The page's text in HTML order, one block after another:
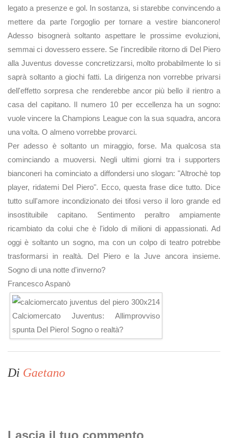
legato a presenze e gol. In sostanza, si starebbe convincendo a
mettere da parte l'orgoglio per tornare a vestire bianconero!
Adesso bisognerà soltanto aspettare le prossime evoluzioni,
semmai ci dovessero essere. Se l'incredibile ritorno di Del Piero
alla Juventus dovesse concretizzarsi, molto probabilmente lo si
saprà soltanto a giochi fatti. La dirigenza non vorrebbe privarsi
dell'effetto sorpresa che renderebbe ancor più bello il rientro a
casa del capitano. Il numero 10 per eccellenza ha un sogno:
vuole vincere la Champions League con la sua squadra, ancora
una volta. O almeno vorrebbe provarci.
Per adesso è soltanto un miraggio, forse. Ma qualcosa sta
cominciando a muoversi. Negli ultimi giorni tra i supporters
bianconeri ha cominciato a diffondersi uno slogan: "Altrochè top
player, ridatemi Del Piero". Ecco, questa frase dice tutto. Dice
tutto sull'amore incondizionato dei tifosi verso il loro grande ed
insostituibile capitano. Sentimento peraltro ampiamente
ricambiato da colui che è l'idolo di milioni di appassionati. Ad
oggi è soltanto un sogno, ma con un colpo di teatro potrebbe
trasformarsi in realtà. Del Piero e la Juve ancora insieme.
Sogno di una notte d'inverno?
Francesco Aspanò
Di Gaetano